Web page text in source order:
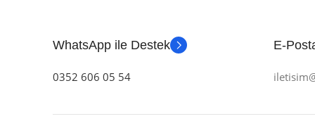
WhatsApp ile Destek
0352 606 05 54
E-